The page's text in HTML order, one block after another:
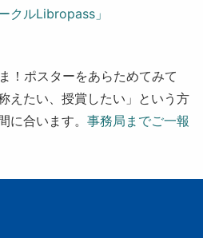
クルLibropass」
！ポスターをあらためてみて
えたい、授賞したい」という方
に合います。 事務局までご一報